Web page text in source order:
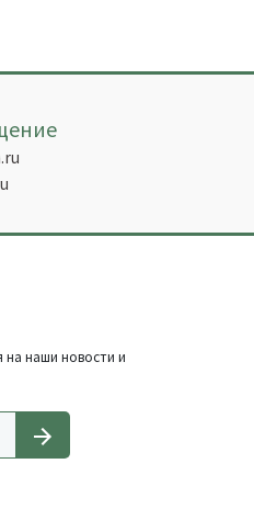
наши новости и